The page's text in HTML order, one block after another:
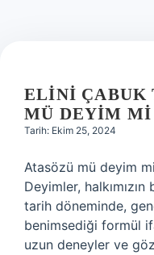
ELINI ÇABUK
MÜ DEYIM MI
Tarih: Ekim 25, 2024
Atasözü mü deyim
Deyimler,
tarih döneminde,
benimsediği formül
uzun deneyler ve